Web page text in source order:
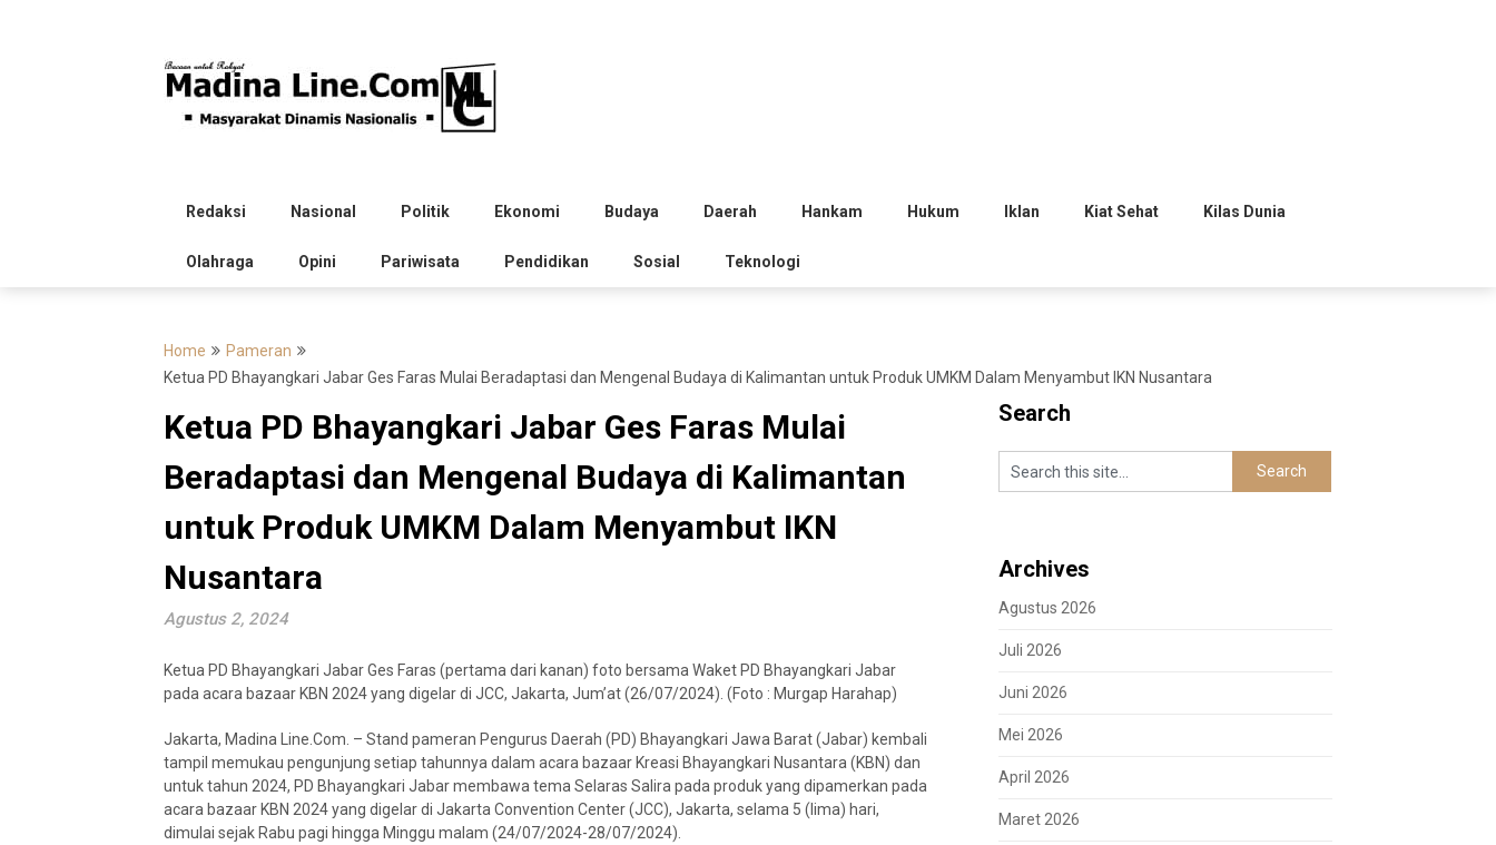
Redaksi Nasional Politik Ekonomi Budaya Daerah Hankam Hukum Iklan Kiat Sehat Kilas Dunia
Olahraga Opini Pariwisata Pendidikan Sosial Teknologi
Home
Pameran
Ketua PD Bhayangkari Jabar Ges Faras Mulai Beradaptasi dan Mengenal Budaya di Kalimantan untuk Produk UMKM Dalam Menyambut IKN Nusantara
Ketua PD Bhayangkari Jabar Ges Faras Mulai
Beradaptasi dan Mengenal Budaya di Kalimantan
untuk Produk UMKM Dalam Menyambut IKN
Nusantara
Agustus 2, 2024
Ketua PD Bhayangkari Jabar Ges Faras (pertama dari kanan) foto bersama Waket PD Bhayangkari Jabar
pada acara bazaar KBN 2024 yang digelar di JCC, Jakarta, Jum’at (26/07/2024). (Foto : Murgap Harahap)
Jakarta, Madina Line.Com. – Stand pameran Pengurus Daerah (PD) Bhayangkari Jawa Barat (Jabar) kembali
tampil memukau pengunjung setiap tahunnya dalam acara bazaar Kreasi Bhayangkari Nusantara (KBN) dan
untuk tahun 2024, PD Bhayangkari Jabar membawa tema Selaras Salira pada produk yang dipamerkan pada
acara bazaar KBN 2024 yang digelar di Jakarta Convention Center (JCC), Jakarta, selama 5 (lima) hari,
dimulai sejak Rabu pagi hingga Minggu malam (24/07/2024-28/07/2024).
Search
Archives
Agustus 2026
Juli 2026
Juni 2026
Mei 2026
April 2026
Maret 2026